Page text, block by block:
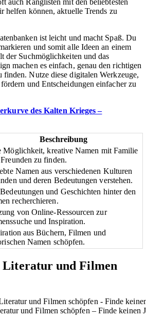
helfen können, aktuelle Trends zu
ist leicht und macht Spaß. Du
und somit alle Ideen an einem
der Suchmöglichkeiten und das
machen es einfach, genau den richtigen
Nutze diese digitalen Werkzeuge,
und Entscheidungen einfacher zu
des Kalten Krieges –
Beschreibung
Möglichkeit, kreative Namen mit Familie
zu finden.
Namen aus verschiedenen Kulturen
und deren Bedeutungen verstehen.
und Geschichten hinter den
recherchieren.
von Online-Ressourcen zur
und Inspiration.
aus Büchern, Filmen und
Namen schöpfen.
Literatur und Filmen
und Filmen schöpfen – Finde keinen